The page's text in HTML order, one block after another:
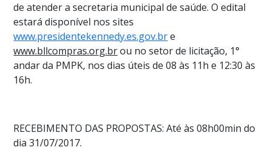
de atender a secretaria municipal de saúde. O edital
estará disponível nos sites
www.presidentekennedy.es.gov.bre
www.bllcompras.org.brou no setor de licitação, 1°
andar da PMPK, nos dias úteis de 08 às 11h e 12:30 às
16h.
RECEBIMENTO DAS PROPOSTAS: Até às 08h00min do
dia 31/07/2017.